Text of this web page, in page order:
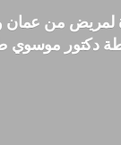
دكتور موسوي